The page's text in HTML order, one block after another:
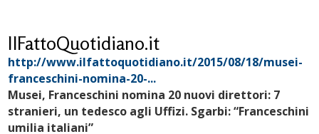
IlFattoQuotidiano.it
http://www.ilfattoquotidiano.it/2015/08/18/musei-
franceschini-nomina-20-...
Musei, Franceschini nomina 20 nuovi direttori: 7
stranieri, un tedesco agli Uffizi. Sgarbi: “Franceschini
umilia italiani”